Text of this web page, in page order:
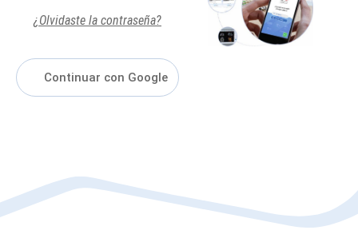
¿Olvidaste la contraseña?